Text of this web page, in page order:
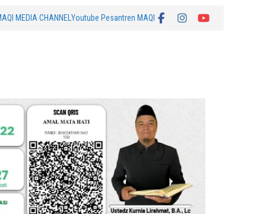
MEDIA CHANNEL Youtube Pesantren MAQI